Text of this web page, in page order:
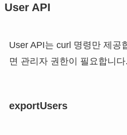
User API
User API는 curl 명령만 제공
면 관리자 권한이 필요합니다.
exportUsers